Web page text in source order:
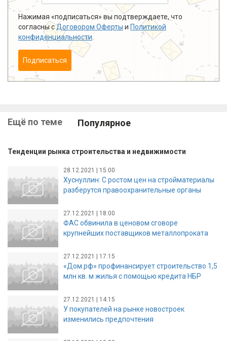
Нажимая «подписаться» вы подтверждаете, что
согласны сДоговором Оферты и Политикой
конфиденциальности
Подписаться
Ещё по теме Популярное
Тенденции рынка строительства и недвижимости
28.12.2021 | 15:00
Хуснуллин: С ростом цен на стройматериалы
разберутся правоохранительные органы
27.12.2021 | 18:00
ФАС обвинила в ценовом сговоре
крупнейших поставщиков металлопроката
27.12.2021 | 17:15
«Дом.рф» профинансирует строительство 1,5
млн кв. м жилья с помощью кредита НБР
27.12.2021 | 14:15
У покупателей на рынке новостроек
изменились предпочтения